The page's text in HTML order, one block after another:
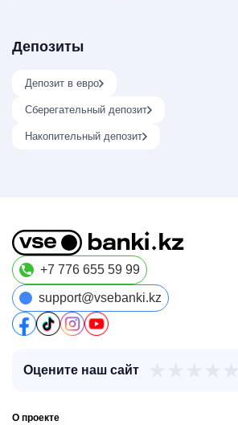
Депозиты
Депозит в евро
Сберегательный депозит
Накопительный депозит
+7 776 655 59 99
support@vsebanki.kz
Оцените наш сайт
О проекте